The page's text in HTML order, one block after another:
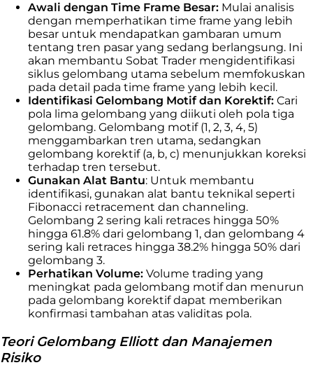
Awali dengan Time Frame Besar: Mulai analisis
dengan memperhatikan time frame yang lebih
besar untuk mendapatkan gambaran umum
tentang tren pasar yang sedang berlangsung. Ini
akan membantu Sobat Trader mengidentifikasi
siklus gelombang utama sebelum memfokuskan
pada detail pada time frame yang lebih kecil.
Identifikasi Gelombang Motif dan Korektif: Cari
pola lima gelombang yang diikuti oleh pola tiga
gelombang. Gelombang motif (1, 2, 3, 4, 5)
menggambarkan tren utama, sedangkan
gelombang korektif (a, b, c) menunjukkan koreksi
terhadap tren tersebut.
Gunakan Alat Bantu: Untuk membantu
identifikasi, gunakan alat bantu teknikal seperti
Fibonacci retracement dan channeling.
Gelombang 2 sering kali retraces hingga 50%
hingga 61.8% dari gelombang 1, dan gelombang 4
sering kali retraces hingga 38.2% hingga 50% dari
gelombang 3.
Perhatikan Volume: Volume trading yang
meningkat pada gelombang motif dan menurun
pada gelombang korektif dapat memberikan
konfirmasi tambahan atas validitas pola.
Teori Gelombang Elliott dan Manajemen
Risiko